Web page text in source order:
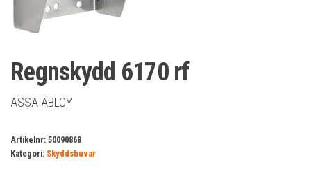
Regnskydd 6170 rf
ASSA ABLOY
Artikelnr: 50090868
Kategori: Skyddshuvar